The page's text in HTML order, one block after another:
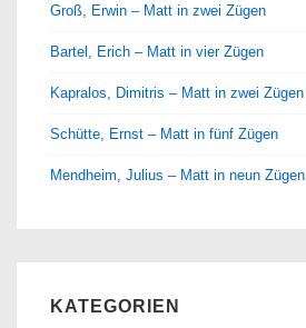
Groß, Erwin – Matt in zwei Zügen
Bartel, Erich – Matt in vier Zügen
Kapralos, Dimitris – Matt in zwei Zügen
Schütte, Ernst – Matt in fünf Zügen
Mendheim, Julius – Matt in neun Zügen
KATEGORIEN